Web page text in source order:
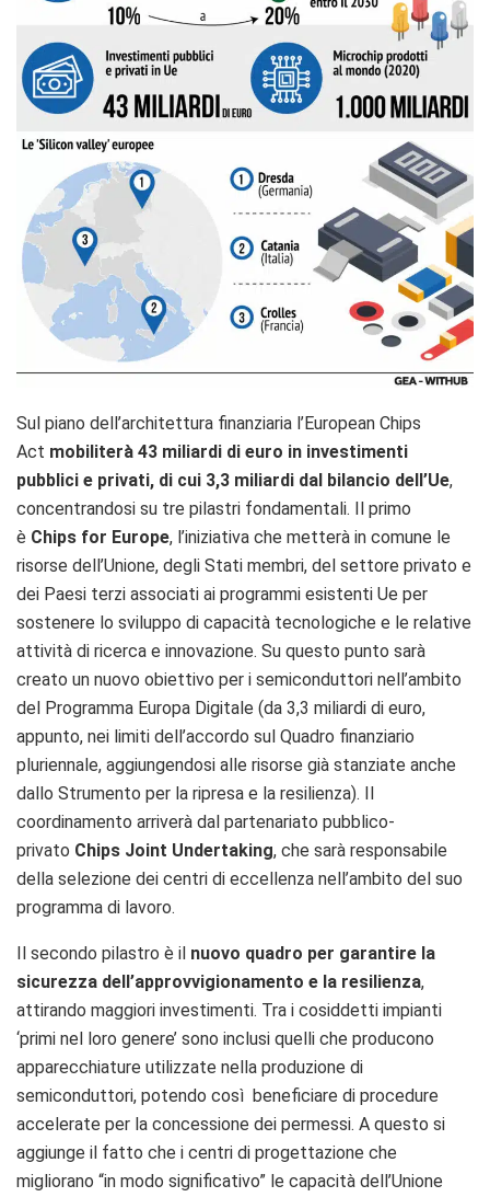
Sul piano dell’architettura finanziaria l’European Chips
Act mobiliterà 43 miliardi di euro in investimenti
pubblici e privati, di cui 3,3 miliardi dal bilancio dell’Ue,
concentrandosi su tre pilastri fondamentali. Il primo
è Chips for Europe, l’iniziativa che metterà in comune le
risorse dell’Unione, degli Stati membri, del settore privato e
dei Paesi terzi associati ai programmi esistenti Ue per
sostenere lo sviluppo di capacità tecnologiche e le relative
attività di ricerca e innovazione. Su questo punto sarà
creato un nuovo obiettivo per i semiconduttori nell’ambito
del Programma Europa Digitale (da 3,3 miliardi di euro,
appunto, nei limiti dell’accordo sul Quadro finanziario
pluriennale, aggiungendosi alle risorse già stanziate anche
dallo Strumento per la ripresa e la resilienza). Il
coordinamento arriverà dal partenariato pubblico-
privato Chips Joint Undertaking, che sarà responsabile
della selezione dei centri di eccellenza nell’ambito del suo
programma di lavoro.
Il secondo pilastro è il nuovo quadro per garantire la
sicurezza dell’approvvigionamento e la resilienza,
attirando maggiori investimenti. Tra i cosiddetti impianti
‘primi nel loro genere’ sono inclusi quelli che producono
apparecchiature utilizzate nella produzione di
semiconduttori, potendo così beneficiare di procedure
accelerate per la concessione dei permessi. A questo si
aggiunge il fatto che i centri di progettazione che
migliorano “in modo significativo” le capacità dell’Unione